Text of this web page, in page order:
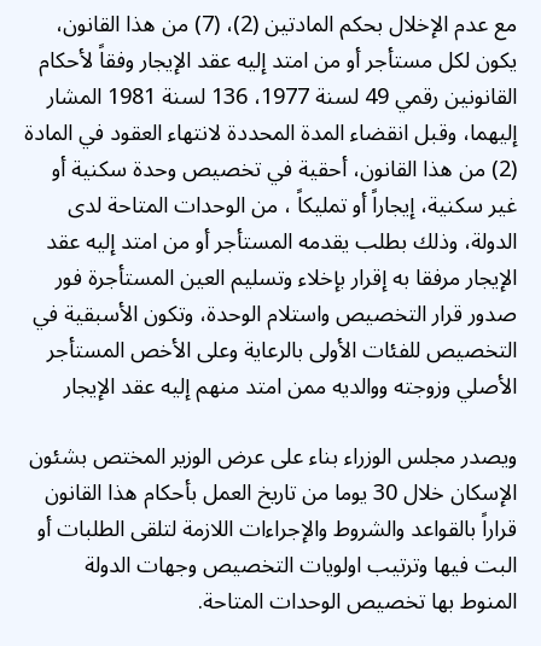
مع عدم الإخلال بحكم المادتين (2)، (7) من هذا القانون،
يكون لكل مستأجر أو من امتد إليه عقد الإيجار وفقاً لأحكام
القانونين رقمي 49 لسنة 1977، 136 لسنة 1981 المشار
إليهما، وقبل انقضاء المدة المحددة لانتهاء العقود في المادة
(2) من هذا القانون، أحقية في تخصيص وحدة سكنية أو
غير سكنية، إيجاراً أو تمليكاً ، من الوحدات المتاحة لدى
الدولة، وذلك بطلب يقدمه المستأجر أو من امتد إليه عقد
الإيجار مرفقا به إقرار بإخلاء وتسليم العين المستأجرة فور
صدور قرار التخصيص واستلام الوحدة، وتكون الأسبقية في
التخصيص للفئات الأولى بالرعاية وعلى الأخص المستأجر
الأصلي وزوجته ووالديه ممن امتد منهم إليه عقد الإيجار
ويصدر مجلس الوزراء بناء على عرض الوزير المختص بشئون
الإسكان خلال 30 يوما من تاريخ العمل بأحكام هذا القانون
قراراً بالقواعد والشروط والإجراءات اللازمة لتلقى الطلبات أو
البت فيها وترتيب اولويات التخصيص وجهات الدولة
المنوط بها تخصيص الوحدات المتاحة.